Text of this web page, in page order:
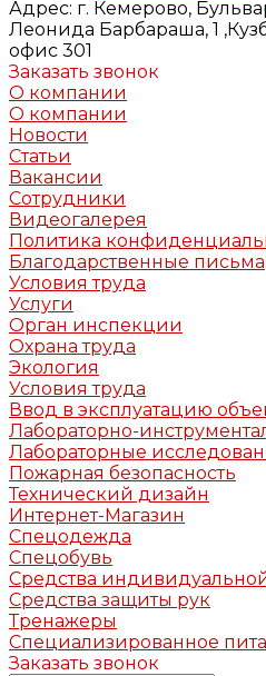
Адрес: г. Кемерово,
Леонида Барбараша, 1
офис 301
Заказать звонок
О компании
О компании
Новости
Статьи
Вакансии
Сотрудники
Видеогалерея
Политика
Благодарственные письма
Условия труда
Услуги
Орган инспекции
Охрана труда
Экология
Условия труда
Ввод в эксплуатацию
Лабораторно-
Лабораторные
Пожарная безопасность
Технический дизайн
Интернет-Магазин
Спецодежда
Спецобувь
Средства
Средства защиты рук
Тренажеры
Специализированное
Заказать звонок